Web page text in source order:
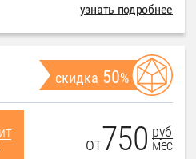
узнать подробнее
скидка 50%
от750 руб
мес